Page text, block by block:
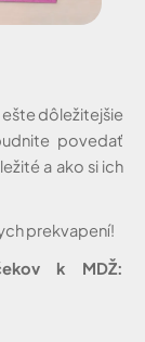
dôležitejšie
povedať
a ako si ich
prekvapení!
k MDŽ: